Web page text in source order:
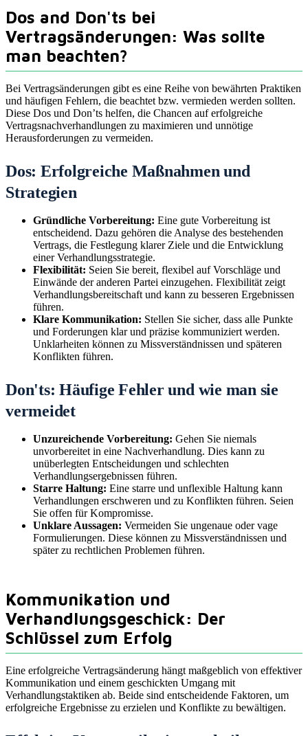
Dos and Don'ts bei
Vertragsänderungen: Was sollte
man beachten?
Bei Vertragsänderungen gibt es eine Reihe von bewährten Praktiken
und häufigen Fehlern, die beachtet bzw. vermieden werden sollten.
Diese Dos und Don’ts helfen, die Chancen auf erfolgreiche
Vertragsnachverhandlungen zu maximieren und unnötige
Herausforderungen zu vermeiden.
Dos: Erfolgreiche Maßnahmen und
Strategien
Gründliche Vorbereitung: Eine gute Vorbereitung ist
entscheidend. Dazu gehören die Analyse des bestehenden
Vertrags, die Festlegung klarer Ziele und die Entwicklung
einer Verhandlungsstrategie.
Flexibilität: Seien Sie bereit, flexibel auf Vorschläge und
Einwände der anderen Partei einzugehen. Flexibilität zeigt
Verhandlungsbereitschaft und kann zu besseren Ergebnissen
führen.
Klare Kommunikation: Stellen Sie sicher, dass alle Punkte
und Forderungen klar und präzise kommuniziert werden.
Unklarheiten können zu Missverständnissen und späteren
Konflikten führen.
Don'ts: Häufige Fehler und wie man sie
vermeidet
Unzureichende Vorbereitung: Gehen Sie niemals
unvorbereitet in eine Nachverhandlung. Dies kann zu
unüberlegten Entscheidungen und schlechten
Verhandlungsergebnissen führen.
Starre Haltung: Eine starre und unflexible Haltung kann
Verhandlungen erschweren und zu Konflikten führen. Seien
Sie offen für Kompromisse.
Unklare Aussagen: Vermeiden Sie ungenaue oder vage
Formulierungen. Diese können zu Missverständnissen und
später zu rechtlichen Problemen führen.
Kommunikation und
Verhandlungsgeschick: Der
Schlüssel zum Erfolg
Eine erfolgreiche Vertragsänderung hängt maßgeblich von effektiver
Kommunikation und einem geschickten Umgang mit
Verhandlungstaktiken ab. Beide sind entscheidende Faktoren, um
erfolgreiche Ergebnisse zu erzielen und Konflikte zu bewältigen.